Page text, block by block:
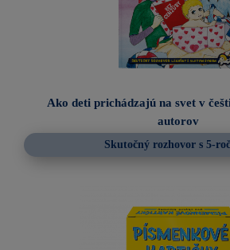
Ako deti prichádzajú na svet v
autorov
Skutočný rozhovor s 5-